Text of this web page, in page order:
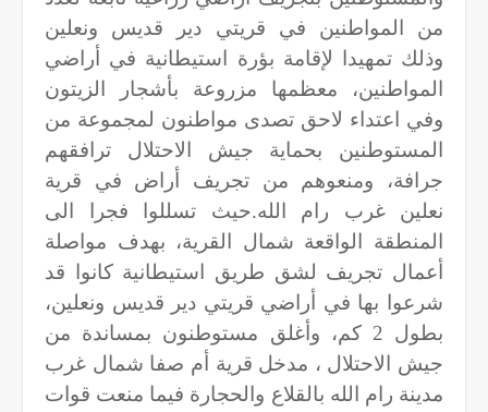
من المواطنين في قريتي دير قديس ونعلين
وذلك تمهيدا لإقامة بؤرة استيطانية في أراضي
المواطنين، معظمها مزروعة بأشجار الزيتون
وفي اعتداء لاحق تصدى مواطنون لمجموعة من
المستوطنين بحماية جيش الاحتلال ترافقهم
جرافة، ومنعوهم من تجريف أراض في قرية
نعلين غرب رام الله.حيث تسللوا فجرا الى
المنطقة الواقعة شمال القرية، بهدف مواصلة
أعمال تجريف لشق طريق استيطانية كانوا قد
شرعوا بها في أراضي قريتي دير قديس ونعلين،
بطول 2 كم، وأغلق مستوطنون بمساندة من
جيش الاحتلال ، مدخل قرية أم صفا شمال غرب
مدينة رام الله بالقلاع والحجارة فيما منعت قوات